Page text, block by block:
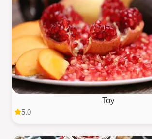
Toy
5.0